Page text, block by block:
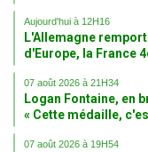
Aujourd'hui à 12H16
L'Allemagne
d'Europe, la France
07 août 2026 à 21H34
Logan Fontaine, en
« Cette médaille,
07 août 2026 à 19H54